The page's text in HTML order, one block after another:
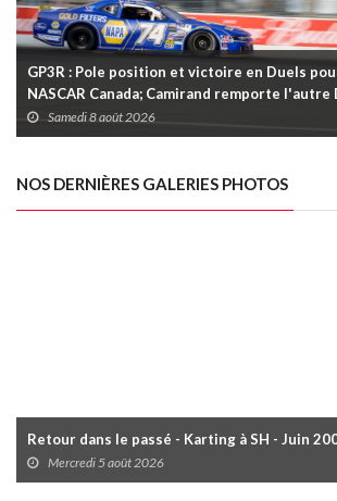
GP3R : Pole position et victoire en Duels
NASCAR Canada; Camirand remporte l'autre
Samedi 8 août 2026
NOS DERNIÈRES GALERIES PHOTOS
Retour dans le passé - Karting à SH - Juin
Mercredi 5 août 2026